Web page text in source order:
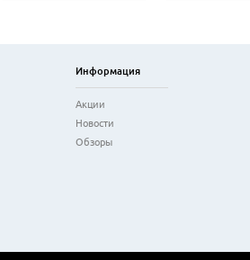
Информация
Акции
Новости
Обзоры